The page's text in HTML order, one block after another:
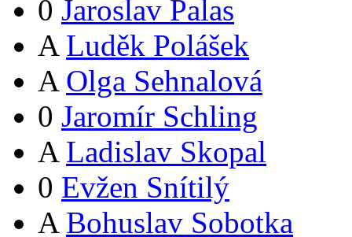
0 Jaroslav Palas
A Luděk Polášek
A Olga Sehnalová
0 Jaromír Schling
A Ladislav Skopal
0 Evžen Snítilý
A Bohuslav Sobotka